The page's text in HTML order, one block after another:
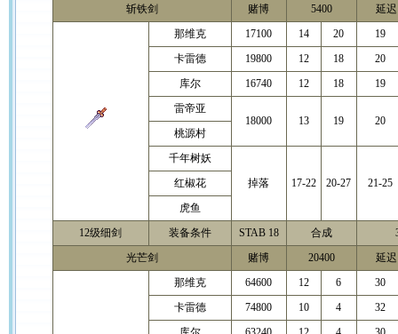
斩铁剑
赌博 5400
延
那维克
17100 14 20
19
卡雷德
19800 12 18
20
库尔
16740 12 18
19
雷帝亚
18000
13 19
20
桃源村
千年树妖
掉落
17-22 20-27 21-25
红椒花
虎鱼
12级细剑
装备条件 STAB 18 合成
光芒剑
赌博 20400
延
那维克
64600 12 6
30
卡雷德
74800 10 4
32